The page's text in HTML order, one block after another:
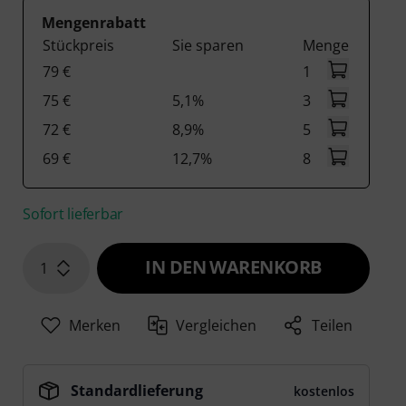
Mengenrabatt
Stückpreis
Sie sparen
Menge
79 €
1
75 €
5,1%
3
72 €
8,9%
5
69 €
12,7% 8
Sofort lieferbar
1 IN DEN WARENKORB
Merken Vergleichen Teilen
Standardlieferung
kostenlos